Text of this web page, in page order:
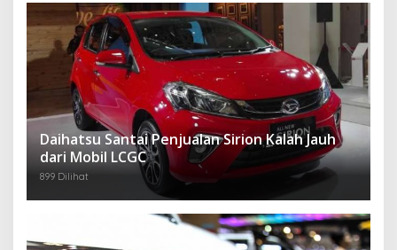
Daihatsu Santai Penjualan Sirion Kalah Jauh
dari Mobil LCGC
899 Dilihat